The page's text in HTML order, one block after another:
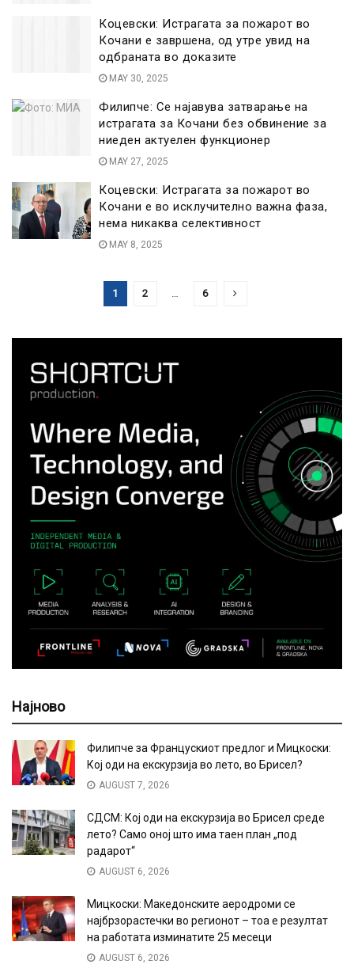
Коцевски: Истрагата за пожарот во
Кочани е завршена, од утре увид на
одбраната во доказите
MAY 30, 2025
Филипче: Се најавува затварање на
истрагата за Кочани без обвинение за
ниеден актуелен функционер
MAY 27, 2025
Коцевски: Истрагата за пожарот во
Кочани е во исклучително важна фаза,
нема никаква селективност
MAY 8, 2025
1 2 … 6
Најново
Филипче за Францускиот предлог и Мицкоски:
Кој оди на екскурзија во лето, во Брисел?
AUGUST 7, 2026
СДСМ: Кој оди на екскурзија во Брисел среде
лето? Само оној што има таен план „под
радарот“
AUGUST 6, 2026
Мицкоски: Македонските аеродроми се
најбрзорастечки во регионот – тоа е резултат
на работата изминатите 25 месеци
AUGUST 6, 2026